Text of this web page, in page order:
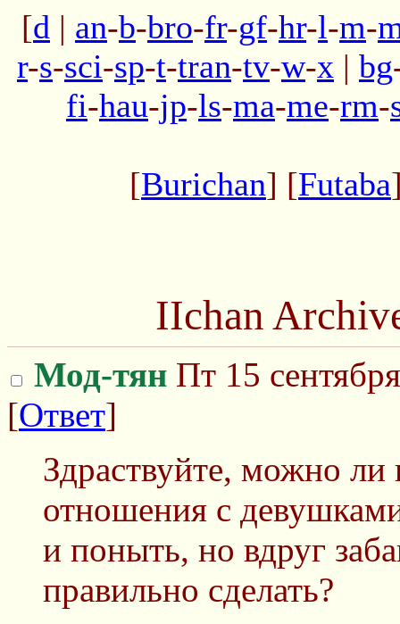
[d | an-b-bro-fr-gf-hr-l-m-
r-s-sci-sp-t-tran-tv-w-x | bg
fi-hau-jp-ls-ma-me-rm-
[Burichan] [Futaba
IIchan
Мод-тян Пт 15
[Ответ]
Здраствуйте, можно ли
отношения с
и поныть, но вдруг
правильно сделать?